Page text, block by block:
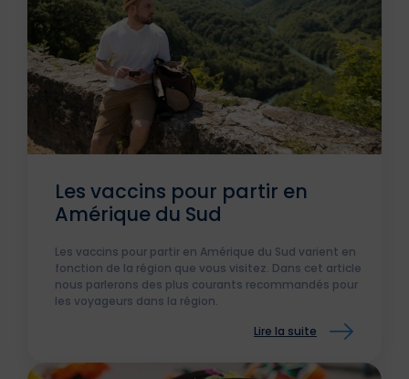
Les vaccins pour partir en
Amérique du Sud
Les vaccins pour partir en Amérique du Sud varient en
fonction de la région que vous visitez. Dans cet article
nous parlerons des plus courants recommandés pour
les voyageurs dans la région.
Lire la suite